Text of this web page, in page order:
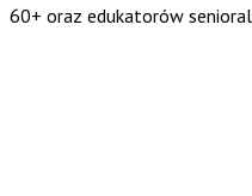
60+ oraz edukatorów